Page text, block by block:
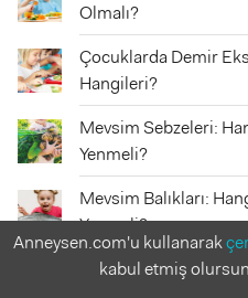
Olmalı?
Çocuklarda Demir
Hangileri?
Mevsim Sebzeleri:
Yenmeli?
Mevsim Balıkları:
Yenmeli?
Çocuklar İçin
Anneysen.com'u kullanarak
kabul etmiş